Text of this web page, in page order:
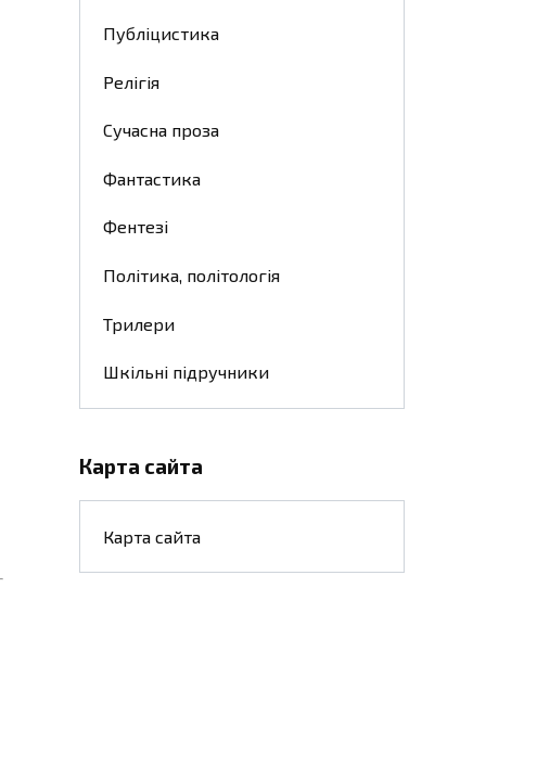
Публіцистика
Релігія
Сучасна проза
Фантастика
Фентезі
Політика, політологія
Трилери
Шкільні підручники
Карта сайта
Карта сайта